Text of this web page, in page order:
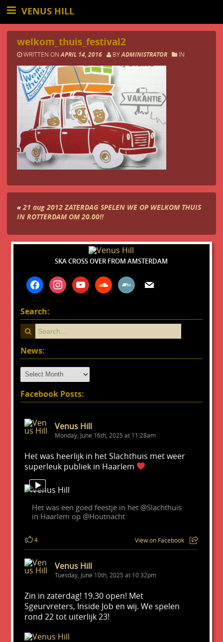
VENUS HILL
welkom_thuis_festival2
WRITTEN ON APRIL 14, 2016 BYADMINISTRATOR IN
«21 aug 2012 ZATERDAG SPELEN WE OP WELKOM THUIS
IN ROTTERDAM OM 20.00!!
SKA CROSS OVER FROM AMSTERDAM
facebookinstagramyoutubesoundcloudbandcamp
mail
Search:
News:
News:
Facebook Posts:
Venus Hill
Monday, June 16th, 2025 at 11:28am
Het was heerlijk in het Slachthuis met weer
superleuk publiek in Haarlem
Het was een goed feestje in het @Slachthuis
in Haarlem op @Houtnacht
4 View on Facebook
Venus Hill
Tuesday, June 10th, 2025 at 10:32pm
Zin in zaterdag! 19.30 open! Met
Sgeurvreters, Inside Job en wij. We spelen
rond 22 tot uiterlijk 23!